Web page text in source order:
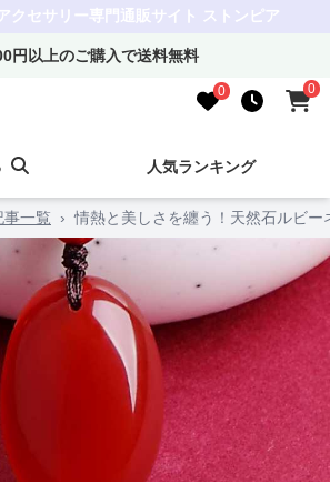
クセサリー専門通販サイト ストンピア
円以上のご購入で送料無料
0 0
人気ランキング
事一覧 › 情熱と美しさを纏う！天然石ルビ